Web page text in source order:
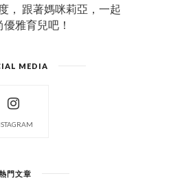
， 跟著媽咪莉亞，一起
雅育兒吧！
MEDIA
門文章